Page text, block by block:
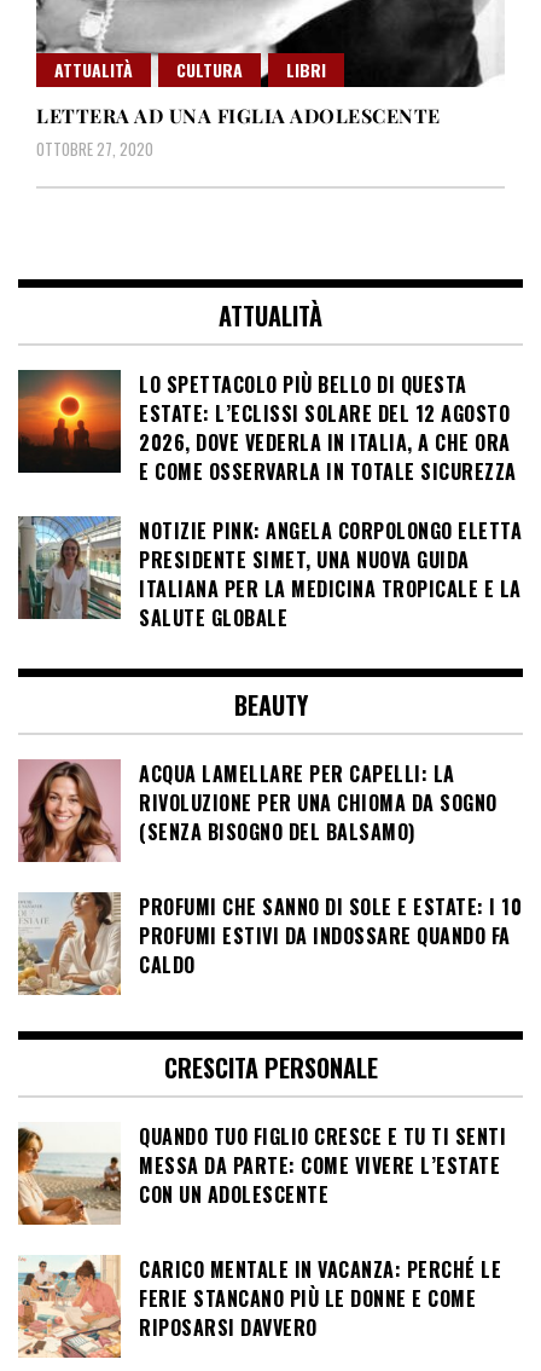
ATTUALITÀ CULTURA
LIBRI
LETTERA AD UNA FIGLIA ADOLESCENTE
OTTOBRE 27, 2020
ATTUALITÀ
LO SPETTACOLO PIÙ BELLO DI QUESTA
ESTATE: L’ECLISSI SOLARE DEL 12 AGOSTO
2026, DOVE VEDERLA IN ITALIA, A CHE ORA
E COME OSSERVARLA IN TOTALE SICUREZZA
NOTIZIE PINK: ANGELA CORPOLONGO ELETTA
PRESIDENTE SIMET, UNA NUOVA GUIDA
ITALIANA PER LA MEDICINA TROPICALE E LA
SALUTE GLOBALE
BEAUTY
ACQUA LAMELLARE PER CAPELLI: LA
RIVOLUZIONE PER UNA CHIOMA DA SOGNO
(SENZA BISOGNO DEL BALSAMO)
PROFUMI CHE SANNO DI SOLE E ESTATE: I 10
PROFUMI ESTIVI DA INDOSSARE QUANDO FA
CALDO
CRESCITA PERSONALE
QUANDO TUO FIGLIO CRESCE E TU TI SENTI
MESSA DA PARTE: COME VIVERE L’ESTATE
CON UN ADOLESCENTE
CARICO MENTALE IN VACANZA: PERCHÉ LE
FERIE STANCANO PIÙ LE DONNE E COME
RIPOSARSI DAVVERO